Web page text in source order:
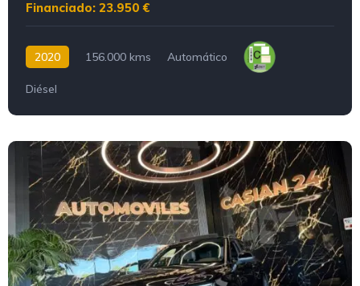
Financiado: 23.950 €
2020 156.000 kms Automático
Diésel